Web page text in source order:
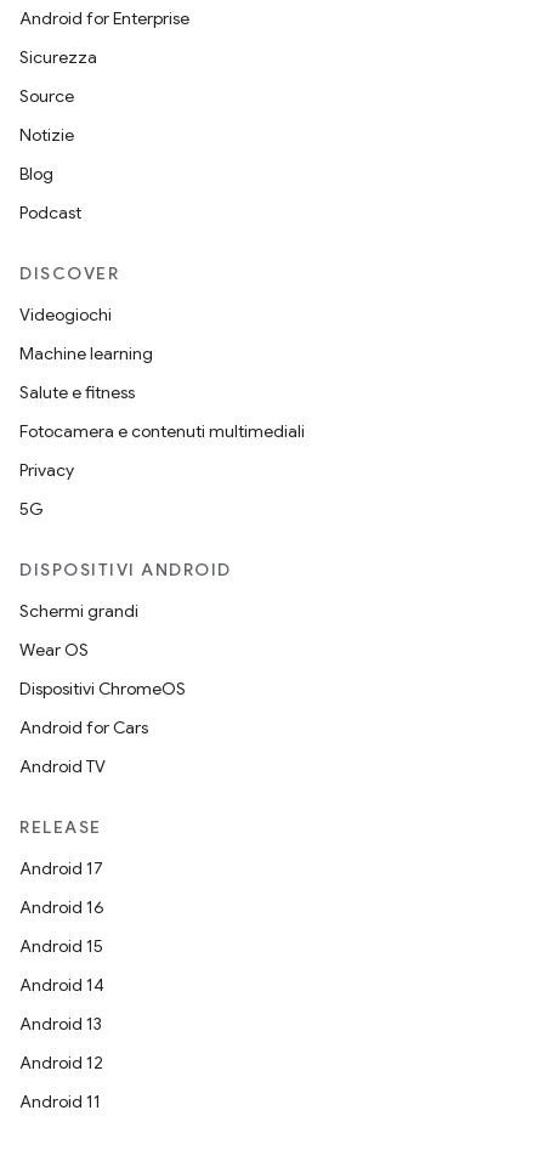
Android for Enterprise
Sicurezza
Source
Notizie
Blog
Podcast
DISCOVER
Videogiochi
Machine learning
Salute e fitness
Fotocamera e contenuti multimediali
Privacy
5G
DISPOSITIVI ANDROID
Schermi grandi
Wear OS
Dispositivi ChromeOS
Android for Cars
Android TV
RELEASE
Android 17
Android 16
Android 15
Android 14
Android 13
Android 12
Android 11